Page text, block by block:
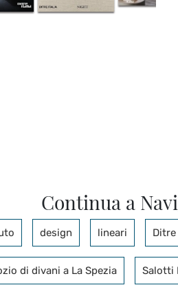
Continua a
design lineari
di divani a La Spezia Salotti